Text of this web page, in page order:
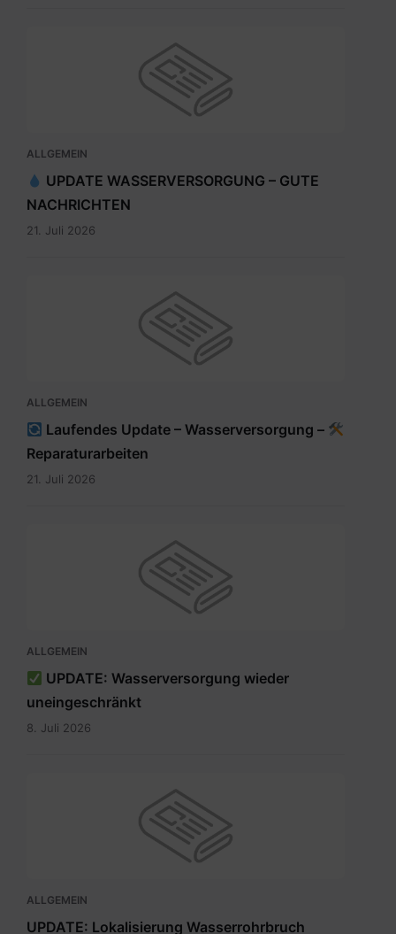
ALLGEMEIN
UPDATE WASSERVERSORGUNG – GUTE
NACHRICHTEN
21. Juli 2026
ALLGEMEIN
Laufendes Update – Wasserversorgung –
Reparaturarbeiten
21. Juli 2026
ALLGEMEIN
UPDATE: Wasserversorgung wieder
uneingeschränkt
8. Juli 2026
ALLGEMEIN
UPDATE: Lokalisierung Wasserrohrbruch